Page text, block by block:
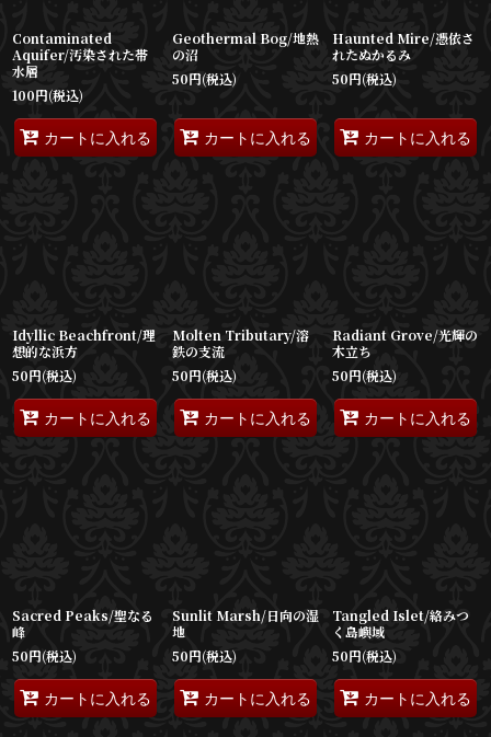
Contaminated
Aquifer/汚染された帯
水層
100円(税込)
カートに入れる
Geothermal Bog/地熱
の沼
50円(税込)
カートに入れる
Haunted Mire/憑依さ
れたぬかるみ
50円(税込)
カートに入れる
Idyllic Beachfront/理
想的な浜方
50円(税込)
カートに入れる
Molten Tributary/溶
鉄の支流
50円(税込)
カートに入れる
Radiant Grove/光輝の
木立ち
50円(税込)
カートに入れる
Sacred Peaks/聖なる
峰
50円(税込)
カートに入れる
Sunlit Marsh/日向の湿
地
50円(税込)
カートに入れる
Tangled Islet/絡みつ
く島嶼域
50円(税込)
カートに入れる